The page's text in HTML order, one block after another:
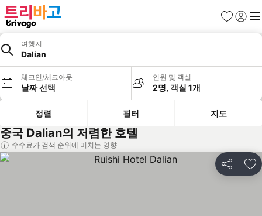
즐겨찾기
로그인
메
여행지
Dalian
체크인/체크아웃
날짜 선택
인원 및 객실
2명, 객실 1개
정렬 필터 지도
중국 Dalian의 저렴한 호텔
수수료가 검색 순위에 미치는 영향
공유 즐